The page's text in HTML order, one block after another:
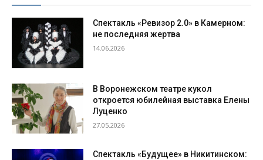
Спектакль «Ревизор 2.0» в Камерном:
не последняя жертва
14.06.2026
В Воронежском театре кукол
откроется юбилейная выставка Елены
Луценко
27.05.2026
Спектакль «Будущее» в Никитинском: